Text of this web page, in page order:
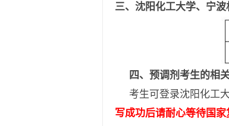
三、沈阳化工大学、宁
四、预调剂考生的相
考生可登录沈阳化工大
写成功后请耐心等待国家